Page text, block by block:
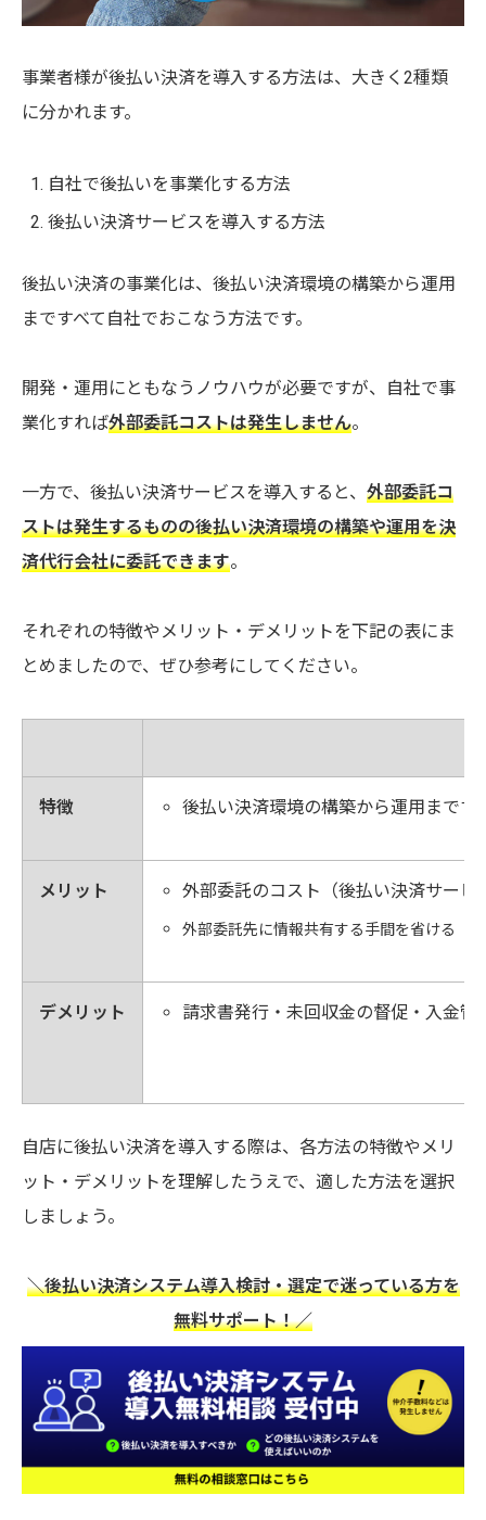
事業者様が後払い決済を導入する方法は、大きく2種類
に分かれます。
自社で後払いを事業化する方法
後払い決済サービスを導入する方法
後払い決済の事業化は、後払い決済環境の構築から運用
まですべて自社でおこなう方法です。
開発・運用にともなうノウハウが必要ですが、自社で事
業化すれば外部委託コストは発生しません。
一方で、後払い決済サービスを導入すると、 外部委託コ
ストは発生するものの後払い決済環境の構築や運用を決
済代行会社に委託できます。
それぞれの特徴やメリット・デメリットを下記の表にま
とめましたので、ぜひ参考にしてください。
特徴 後払い決済環境の構築から運用まです
メリット 外部委託のコスト（後払い決済サー
外部委託先に情報共有する手間を省ける
デメリット 請求書発行・未回収金の督促・入金
自店に後払い決済を導入する際は、各方法の特徴やメリ
ット・デメリットを理解したうえで、適した方法を選択
しましょう。
＼後払い決済システム導入検討・選定で迷っている方を
無料サポート！／